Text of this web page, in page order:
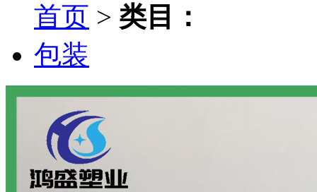
首页 > 类目：
包装